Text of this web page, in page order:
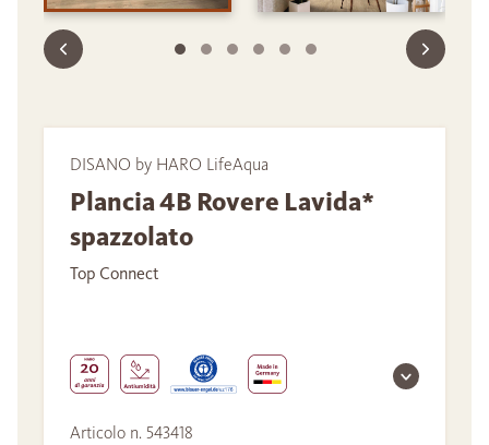
DISANO by HARO LifeAqua
Plancia 4B Rovere Lavida*
spazzolato
Top Connect
Articolo n. 543418